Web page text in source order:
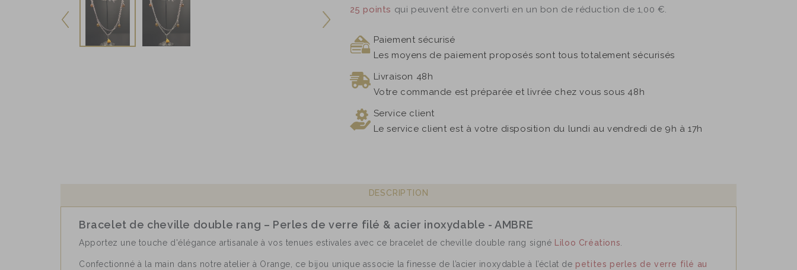
25 points qui peuvent être converti en un bon de réduction de 1,00 €.
Paiement sécurisé
Les moyens de paiement proposés sont tous totalement sécurisés
Livraison 48h
Votre commande est préparée et livrée chez vous sous 48h
Service client
Le service client est à votre disposition du lundi au vendredi de 9h à 17h
DESCRIPTION
Bracelet de cheville double rang – Perles de verre filé & acier inoxydable - AMBRE
Apportez une touche d'élégance artisanale à vos tenues estivales avec ce bracelet de cheville double rang signé Liloo Créations
Confectionné à la main dans notre atelier à Orange, ce bijou unique associe la finesse de l’acier inoxydable à l’éclat de petites perles de verre filé au